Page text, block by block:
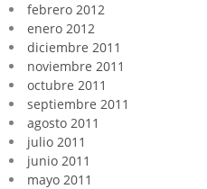
febrero 2012
enero 2012
diciembre 2011
noviembre 2011
octubre 2011
septiembre 2011
agosto 2011
julio 2011
junio 2011
mayo 2011